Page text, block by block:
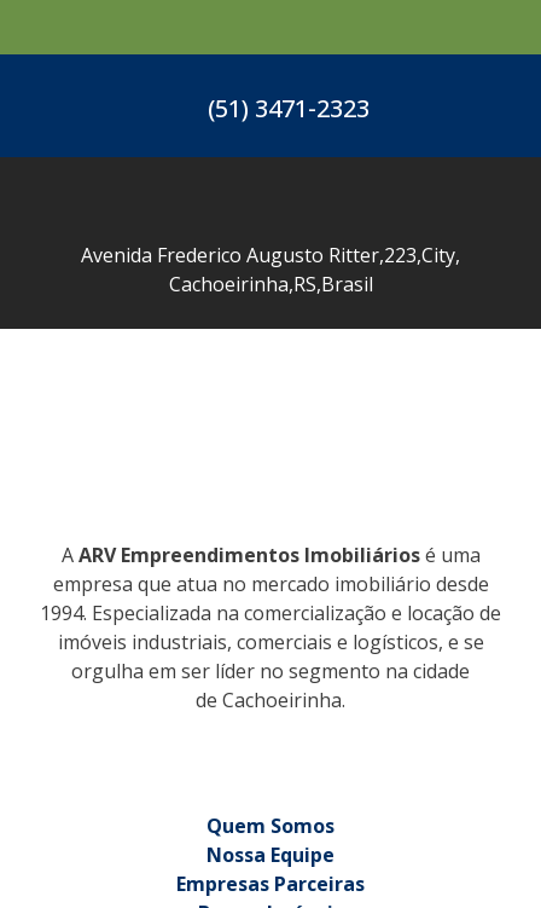
(51) 3471-2323
Avenida Frederico Augusto Ritter,223,City,
Cachoeirinha,RS,Brasil
AARV Empreendimentos Imobiliáriosé uma
empresa que atua no mercado imobiliário desde
1994. Especializada na comercialização e locação de
imóveis industriais, comerciais e logísticos, e se
orgulha em ser líder no segmento na cidade
de Cachoeirinha.
Quem Somos
Nossa Equipe
Empresas Parceiras